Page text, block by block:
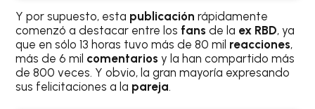
Y por supuesto, esta publicaciónrápidamente
comenzó a destacar entre los fansde la ex RBD, ya
que en sólo 13 horas tuvo más de 80 mil reacciones,
más de 6 mil comentariosy la han compartido más
de 800 veces. Y obvio, la gran mayoría expresando
sus felicitaciones a la pareja.